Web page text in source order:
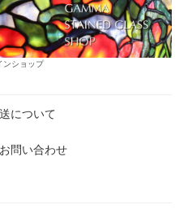
ンショップ
について
お問い合わせ